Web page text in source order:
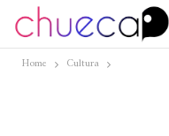
Home Cultura